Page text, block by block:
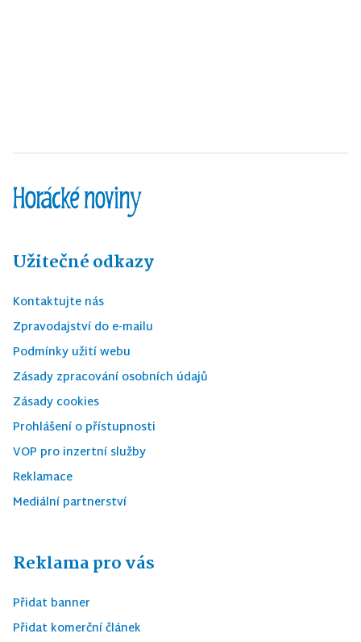
Užitečné odkazy
Kontaktujte nás
Zpravodajství do e-mailu
Podmínky užití webu
Zásady zpracování osobních údajů
Zásady cookies
Prohlášení o přístupnosti
VOP pro inzertní služby
Reklamace
Mediální partnerství
Reklama pro vás
Přidat banner
Přidat komerční článek